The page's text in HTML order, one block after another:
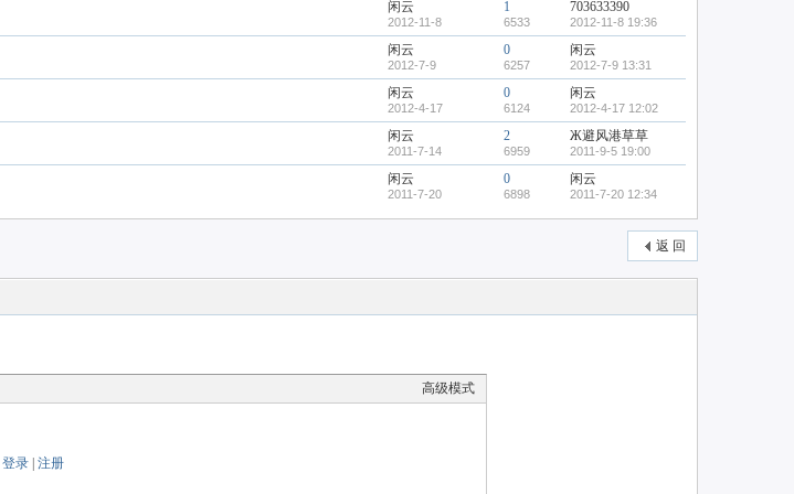
闲云
2012-11-8
1
6533
703633390
2012-11-8 19:36
闲云
2012-7-9
0
6257
闲云
2012-7-9 13:31
闲云
2012-4-17
0
6124
闲云
2012-4-17 12:02
闲云
2011-7-14
2
6959
Ж避风港草草
2011-9-5 19:00
闲云
2011-7-20
0
6898
闲云
2011-7-20 12:34
返 回
高级模式
登录| 注册